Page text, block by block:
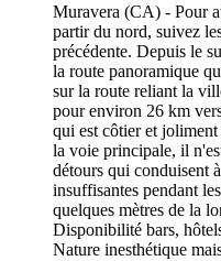
Muravera (CA) - Pour
partir du nord, suivez
précédente. Depuis le
la route panoramique
sur la route reliant la
pour environ 26 km
qui est côtier et
la voie principale, il
détours qui conduisent
insuffisantes pendant
quelques mètres de la
Disponibilité bars,
Nature inesthétique